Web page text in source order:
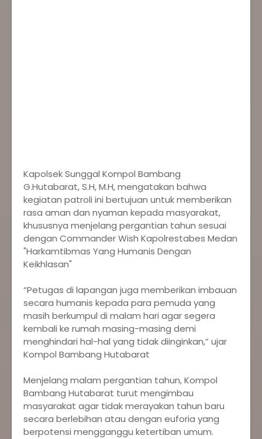
‎Kapolsek Sunggal Kompol Bambang
G.Hutabarat, S.H, M.H, mengatakan bahwa
kegiatan patroli ini bertujuan untuk memberikan
rasa aman dan nyaman kepada masyarakat,
khususnya menjelang pergantian tahun sesuai
dengan Commander Wish Kapolrestabes Medan
"Harkamtibmas Yang Humanis Dengan
Keikhlasan"
‎“Petugas di lapangan juga memberikan imbauan
secara humanis kepada para pemuda yang
masih berkumpul di malam hari agar segera
kembali ke rumah masing-masing demi
menghindari hal-hal yang tidak diinginkan,” ujar
Kompol Bambang Hutabarat
‎Menjelang malam pergantian tahun, Kompol
Bambang Hutabarat turut mengimbau
masyarakat agar tidak merayakan tahun baru
secara berlebihan atau dengan euforia yang
berpotensi mengganggu ketertiban umum.